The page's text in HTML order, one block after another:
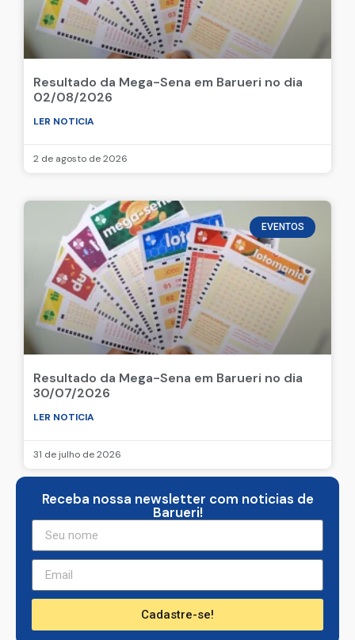
Resultado da Mega-Sena em Barueri no dia
02/08/2026
LER NOTICIA
2 de agosto de 2026
EVENTOS
Resultado da Mega-Sena em Barueri no dia
30/07/2026
LER NOTICIA
31 de julho de 2026
Receba nossa newsletter com noticias de
Barueri!
Cadastre-se!